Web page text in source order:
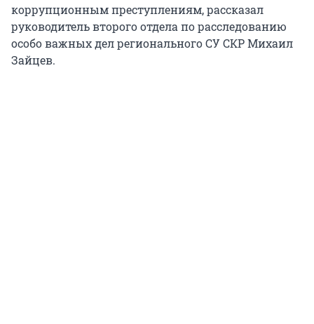
коррупционным преступлениям, рассказал
руководитель второго отдела по расследованию
особо важных дел регионального СУ СКР Михаил
Зайцев.